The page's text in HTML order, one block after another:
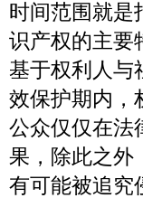
时间范围就是
识产权的主要
基于权利人与
效保护期内，
公众仅仅在法
果，除此之外
有可能被追究